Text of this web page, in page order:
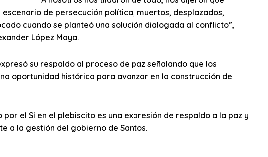
de persecución política, muertos, desplazados,
cuando se planteó una solución dialogada al conflicto”,
López Maya.
su respaldo al proceso de paz señalando que los
oportunidad histórica para avanzar en la construcción de
el Sí en el plebiscito es una expresión de respaldo a la paz y
a la gestión del gobierno de Santos.